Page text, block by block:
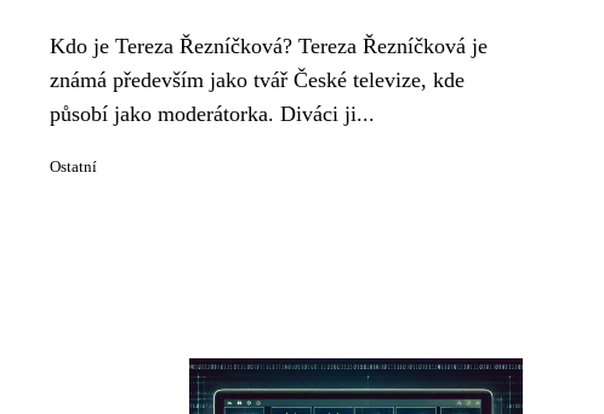
Kdo je Tereza Řezníčková? Tereza Řezníčková je
známá především jako tvář České televize, kde
působí jako moderátorka. Diváci ji...
Ostatní